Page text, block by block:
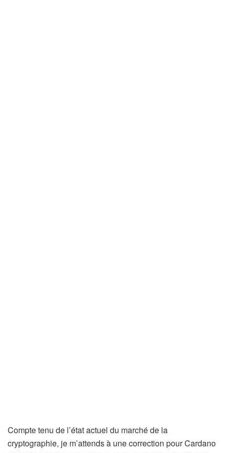
Compte tenu de l’état actuel du marché de la
cryptographie, je m’attends à une correction pour Cardano